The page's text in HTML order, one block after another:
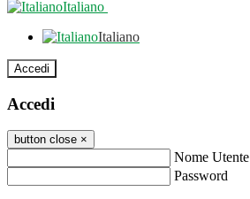
Italiano
Italiano
Accedi
Accedi
button close ×
Nome Utente
Password